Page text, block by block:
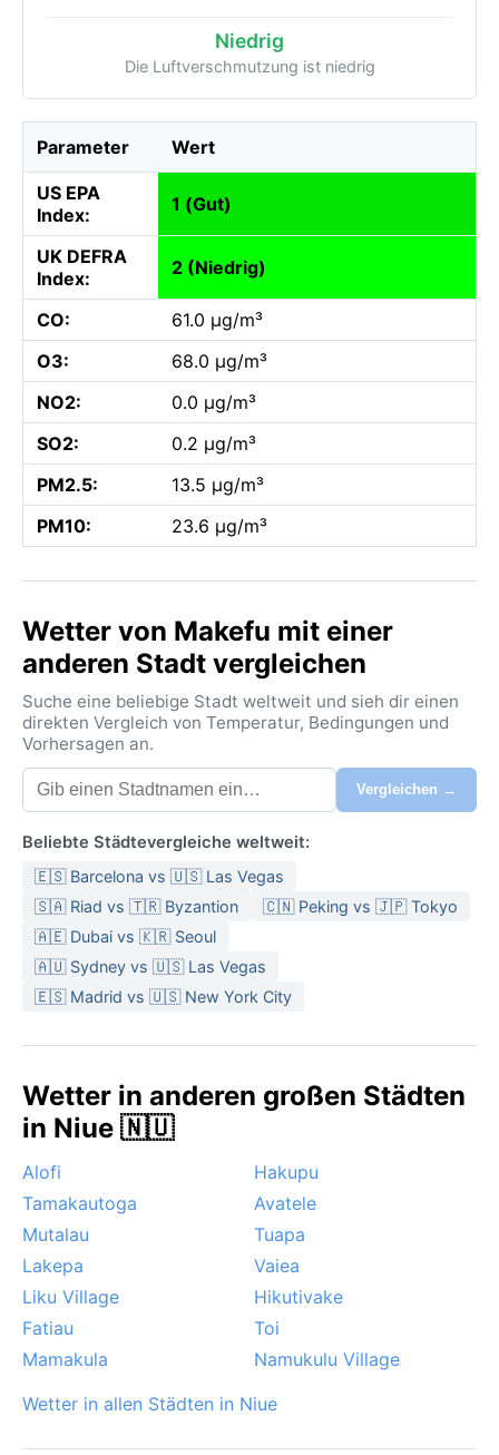
Niedrig
Die Luftverschmutzung ist niedrig
Parameter Wert
US EPA
Index:
1 (Gut)
UK DEFRA
Index:
2 (Niedrig)
CO:
61.0 µg/m³
O3:
68.0 µg/m³
NO2:
0.0 µg/m³
SO2:
0.2 µg/m³
PM2.5:
13.5 µg/m³
PM10:
23.6 µg/m³
Wetter von Makefu mit einer
anderen Stadt vergleichen
Suche eine beliebige Stadt weltweit und sieh dir einen
direkten Vergleich von Temperatur, Bedingungen und
Vorhersagen an.
Vergleichen →
Beliebte Städtevergleiche weltweit:
🇪🇸 Barcelona vs 🇺🇸 Las Vegas
🇸🇦 Riad vs 🇹🇷 Byzantion
🇨🇳 Peking vs 🇯🇵 Tokyo
🇦🇪 Dubai vs 🇰🇷 Seoul
🇦🇺 Sydney vs 🇺🇸 Las Vegas
🇪🇸 Madrid vs 🇺🇸 New York City
Wetter in anderen großen Städten
in Niue 🇳🇺
Alofi
Hakupu
Tamakautoga
Avatele
Mutalau
Tuapa
Lakepa
Vaiea
Liku Village
Hikutivake
Fatiau
Toi
Mamakula
Namukulu Village
Wetter in allen Städten in Niue